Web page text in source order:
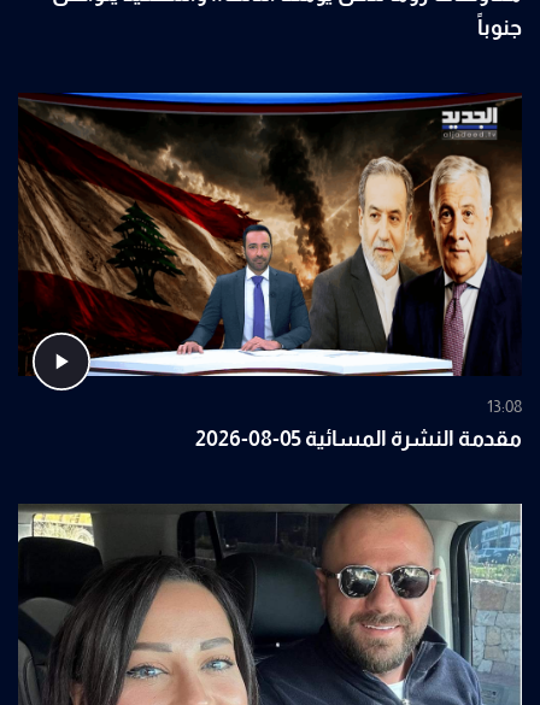
جنوباً
13:08
مقدمة النشرة المسائية 05-08-2026